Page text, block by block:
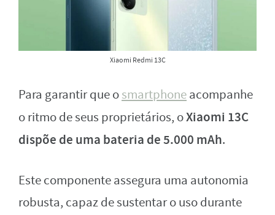
Xiaomi Redmi 13C
Para garantir que osmartphoneacompanhe
o ritmo de seus proprietários, oXiaomi 13C
dispõe de uma bateria de 5.000 mAh.
Este componente assegura uma autonomia
robusta, capaz de sustentar o uso durante